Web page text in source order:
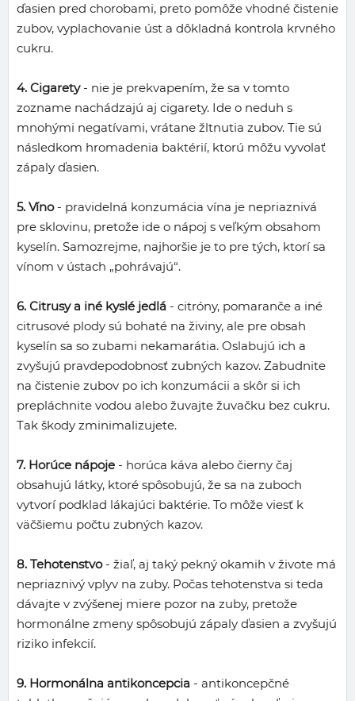
ďasien pred chorobami, preto pomôže vhodné čistenie
zubov, vyplachovanie úst a dôkladná kontrola krvného
cukru.
4. Cigarety- nie je prekvapením, že sa v tomto
zozname nachádzajú aj cigarety. Ide o neduh s
mnohými negatívami, vrátane žltnutia zubov. Tie sú
následkom hromadenia baktérií, ktorú môžu vyvolať
zápaly ďasien.
5. Víno- pravidelná konzumácia vína je nepriaznivá
pre sklovinu, pretože ide o nápoj s veľkým obsahom
kyselín. Samozrejme, najhoršie je to pre tých, ktorí sa
vínom v ústach „pohrávajú“.
6. Citrusy a iné kyslé jedlá - citróny, pomaranče a iné
citrusové plody sú bohaté na živiny, ale pre obsah
kyselín sa so zubami nekamarátia. Oslabujú ich a
zvyšujú pravdepodobnosť zubných kazov. Zabudnite
na čistenie zubov po ich konzumácii a skôr si ich
prepláchnite vodou alebo žuvajte žuvačku bez cukru.
Tak škody zminimalizujete.
7. Horúce nápoje - horúca káva alebo čierny čaj
obsahujú látky, ktoré spôsobujú, že sa na zuboch
vytvorí podklad lákajúci baktérie. To môže viesť k
väčšiemu počtu zubných kazov.
8. Tehotenstvo- žiaľ, aj taký pekný okamih v živote má
nepriaznivý vplyv na zuby. Počas tehotenstva si teda
dávajte v zvýšenej miere pozor na zuby, pretože
hormonálne zmeny spôsobujú zápaly ďasien a zvyšujú
riziko infekcií.
9. Hormonálna antikoncepcia - antikoncepčné